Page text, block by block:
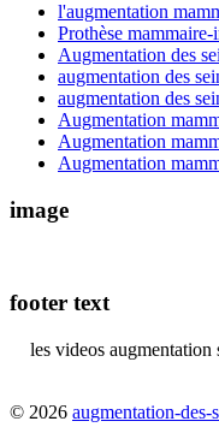
l'augmentation
Prothèse
Augmentation des
augmentation des
augmentation des
Augmentation
Augmentation
Augmentation
image
footer text
les videos augmentation
© 2026 augmentation-des-